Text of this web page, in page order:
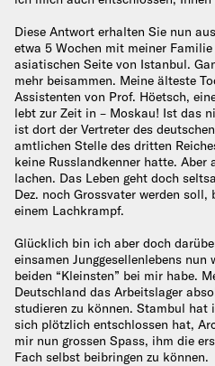
Diese Antwort erhalten Sie nun
etwa 5 Wochen mit meiner
asiatischen Seite von Istanbul.
mehr beisammen. Meine älteste
Assistenten von Prof. Höetsch,
lebt zur Zeit in – Moskau! Ist das
ist dort der Vertreter des
amtlichen Stelle des dritten
keine Russlandkenner hatte. Aber
lachen. Das Leben geht doch
Dez. noch Grossvater werden
einem Lachkrampf.
Glücklich bin ich aber doch
einsamen Junggesellenlebens nun
beiden “Kleinsten” bei mir habe.
Deutschland das Arbeitslager
studieren zu können. Stambul hat
sich plötzlich entschlossen hat,
mir nun grossen Spass, ihm die
Fach selbst beibringen zu können.